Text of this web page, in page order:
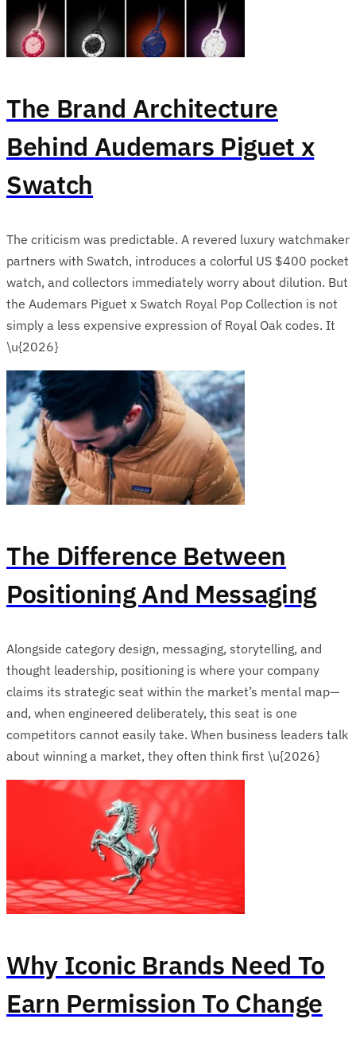
The Brand Architecture
Behind Audemars Piguet x
Swatch
The criticism was predictable. A revered luxury watchmaker
partners with Swatch, introduces a colorful US $400 pocket
watch, and collectors immediately worry about dilution. But
the Audemars Piguet x Swatch Royal Pop Collection is not
simply a less expensive expression of Royal Oak codes. It
\u{2026}
The Difference Between
Positioning And Messaging
Alongside category design, messaging, storytelling, and
thought leadership, positioning is where your company
claims its strategic seat within the market’s mental map—
and, when engineered deliberately, this seat is one
competitors cannot easily take. When business leaders talk
about winning a market, they often think first \u{2026}
Why Iconic Brands Need To
Earn Permission To Change